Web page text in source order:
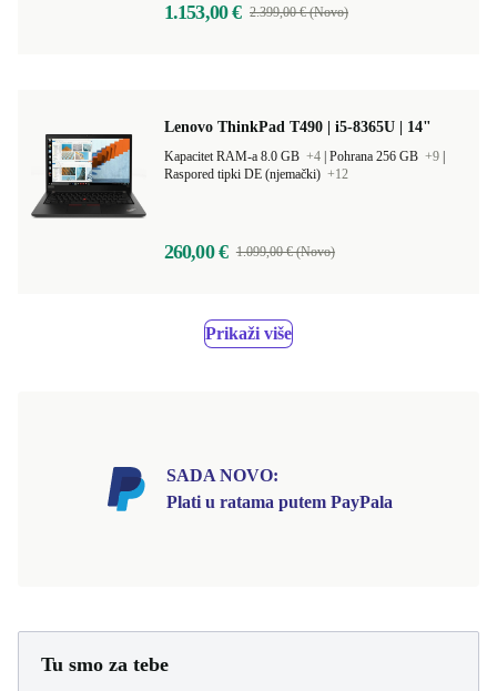
1.153,00 € 2.399,00 € (Novo)
Lenovo ThinkPad T490 | i5-8365U | 14"
Kapacitet RAM-a 8.0 GB +4 Pohrana 256 GB +9
Raspored tipki DE (njemački) +12
260,00 € 1.099,00 € (Novo)
Prikaži više
SADA NOVO:
Plati u ratama putem PayPala
Tu smo za tebe